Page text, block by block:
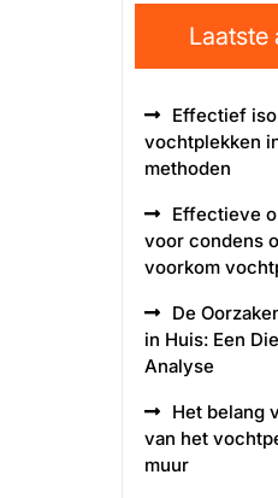
Laatste
Effectief
vochtplekken
methoden
Effectieve
voor condens
voorkom
De
in Huis: Een
Analyse
Het belang
van het
muur